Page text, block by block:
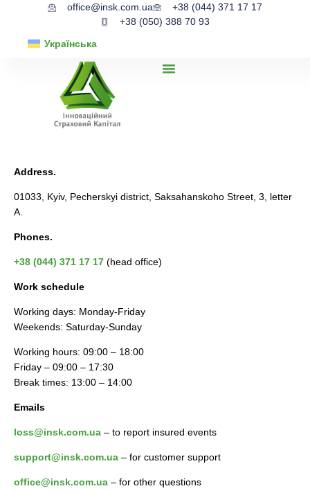
office@insk.com.ua
+38 (044) 371 17 17
+38 (050) 388 70 93
Українська
Address.
01033, Kyiv, Pecherskyi district, Saksahanskoho Street, 3, letter
A.
Phones.
+38 (044) 371 17 17 (head office)
Work schedule
Working days: Monday-Friday
Weekends: Saturday-Sunday
Working hours: 09:00 – 18:00
Friday – 09:00 – 17:30
Break times: 13:00 – 14:00
Emails
loss@insk.com.ua – to report insured events
support@insk.com.ua – for customer support
office@insk.com.ua – for other questions